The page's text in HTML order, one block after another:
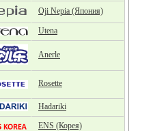
Oji Nepia (Япония)
Utena
Anerle
Rosette
Hadariki
ENS (Корея)